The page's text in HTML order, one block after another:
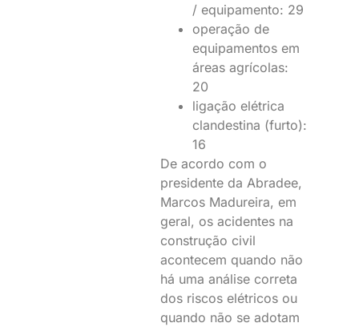
/ equipamento: 29
operação de
equipamentos em
áreas agrícolas:
20
ligação elétrica
clandestina (furto):
16
De acordo com o
presidente da Abradee,
Marcos Madureira, em
geral, os acidentes na
construção civil
acontecem quando não
há uma análise correta
dos riscos elétricos ou
quando não se adotam